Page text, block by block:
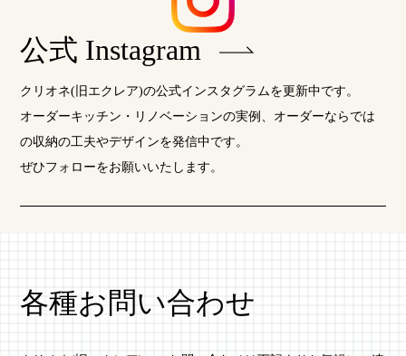
公式 Instagram
クリオネ(旧エクレア)の公式インスタグラムを更新中です。
オーダーキッチン・リノベーションの実例、オーダーならでは
の収納の工夫やデザインを発信中です。
ぜひフォローをお願いいたします。
各種お問い合わせ